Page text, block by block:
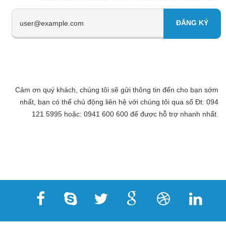
Cảm ơn quý khách, chúng tôi sẽ gửi thông tin đến cho bạn sớm
nhất, bạn có thể chủ động liên hệ với chúng tôi qua số Đt: 094
121 5995 hoặc: 0941 600 600 để được hỗ trợ nhanh nhất.